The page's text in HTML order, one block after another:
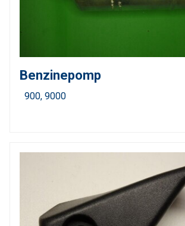
Benzinepomp
900 9000